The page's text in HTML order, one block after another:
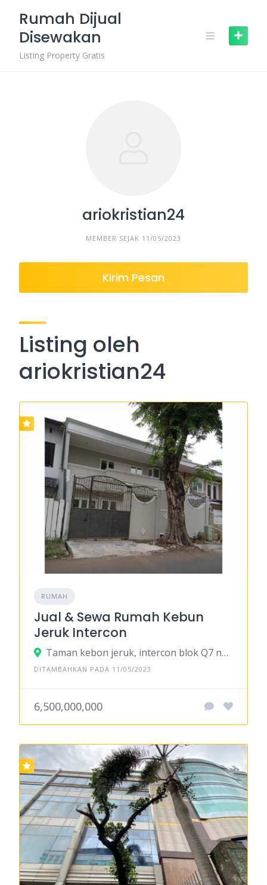
content
Rumah Dijual
Disewakan
Listing Property Gratis
ariokristian24
MEMBER SEJAK 11/05/2023
Kirim Pesan
Listing oleh
ariokristian24
RUMAH
Jual & Sewa Rumah Kebun
Jeruk Intercon
Taman kebon jeruk, intercon blok Q7 no 31, Srengseng, Kec. Kembangan, Kota Jakarta Barat, Daerah Khusus Ibukota Jakarta
DITAMBAHKAN PADA 11/05/2023
6,500,000,000